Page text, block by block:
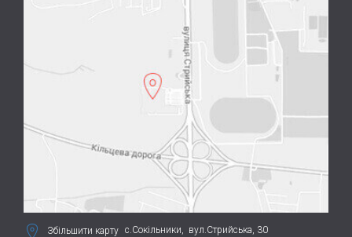
Збільшити карту с.Сокільники, вул.Стрийська, 30